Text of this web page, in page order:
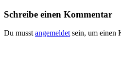
Schreibe einen Kommentar
Du musst angemeldet sein, um einen